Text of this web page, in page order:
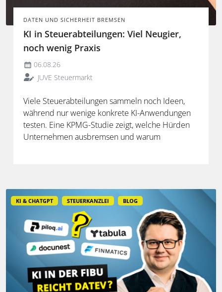
DATEN UND SICHERHEIT BREMSEN
KI in Steuerabteilungen: Viel Neugier,
noch wenig Praxis
06.08.26
JUVE Steuermarkt
Viele Steuerabteilungen sammeln noch Ideen,
während nur wenige konkrete KI-Anwendungen
testen. Eine KPMG-Studie zeigt, welche Hürden
Unternehmen ausbremsen und warum
KI & CHATGPT STEUERKANZLEI BLOG